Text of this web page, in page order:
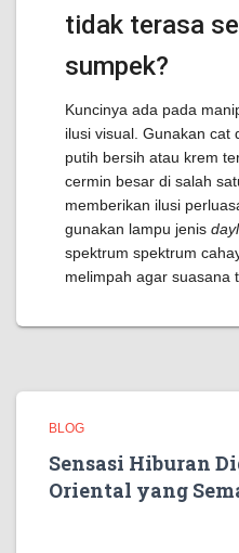
tidak terasa
sumpek?
Kuncinya ada pada
ilusi visual. Gunakan cat
putih bersih atau krem
cermin besar di salah
memberikan ilusi
gunakan lampu jenis
spektrum spektrum
melimpah agar suasana
BLOG
Sensasi Hiburan
Oriental yang